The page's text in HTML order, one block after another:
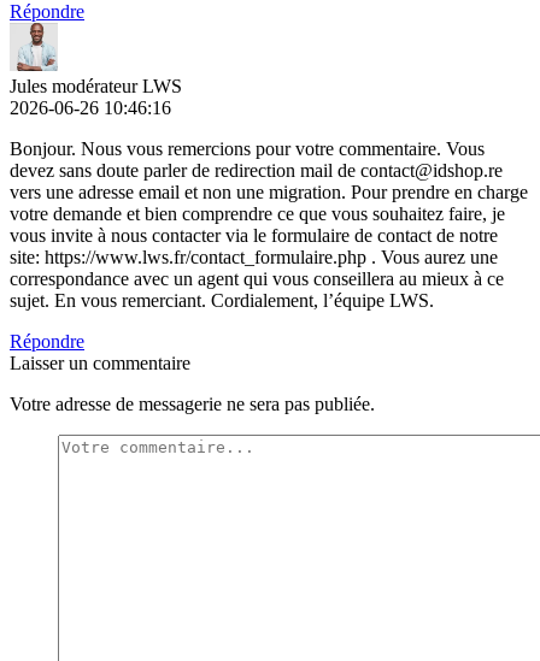
Répondre
Jules modérateur LWS
2026-06-26 10:46:16
Bonjour. Nous vous remercions pour votre commentaire. Vous
devez sans doute parler de redirection mail de contact@idshop.re
vers une adresse email et non une migration. Pour prendre en charge
votre demande et bien comprendre ce que vous souhaitez faire, je
vous invite à nous contacter via le formulaire de contact de notre
site: https://www.lws.fr/contact_formulaire.php . Vous aurez une
correspondance avec un agent qui vous conseillera au mieux à ce
sujet. En vous remerciant. Cordialement, l’équipe LWS.
Répondre
Laisser un commentaire
Votre adresse de messagerie ne sera pas publiée.